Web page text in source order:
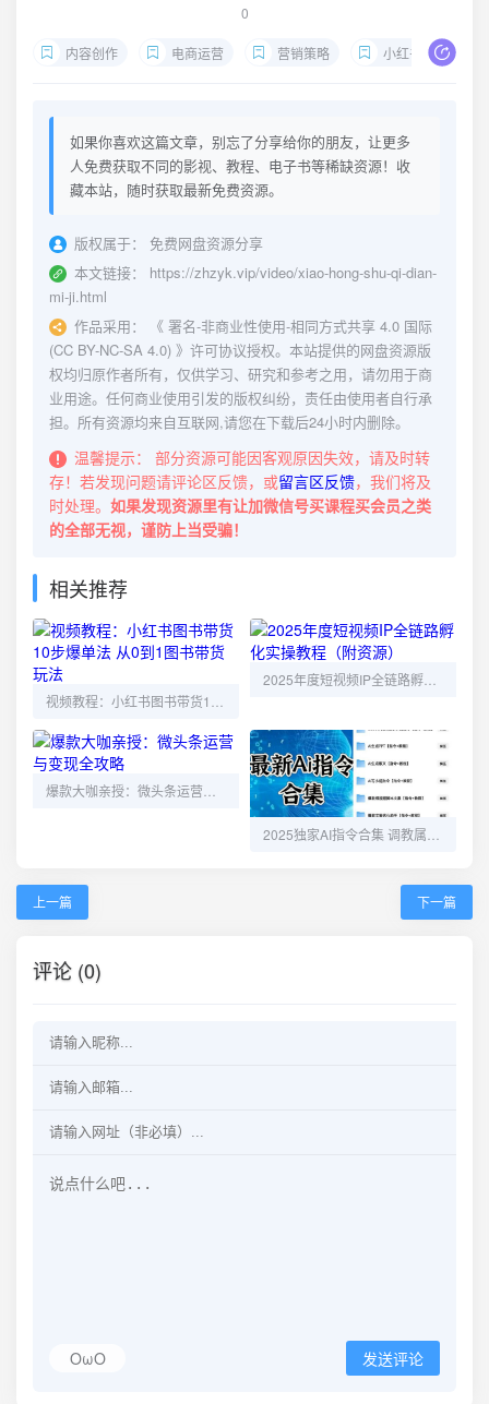
0
内容创作 电商运营 营销策略 小红书开店
如果你喜欢这篇文章，别忘了分享给你的朋友，让更多
人免费获取不同的影视、教程、电子书等稀缺资源！收
藏本站，随时获取最新免费资源。
版权属于：
免费网盘资源分享
本文链接：
https://zhzyk.vip/video/xiao-hong-shu-qi-dian-
mi-ji.html
作品采用：
《 署名-非商业性使用-相同方式共享 4.0 国际
(CC BY-NC-SA 4.0) 》许可协议授权。本站提供的网盘资源版
权均归原作者所有，仅供学习、研究和参考之用，请勿用于商
业用途。任何商业使用引发的版权纠纷，责任由使用者自行承
担。所有资源均来自互联网,请您在下载后24小时内删除。
温馨提示：
部分资源可能因客观原因失效，请及时转
存！若发现问题请评论区反馈，或留言区反馈，我们将及
时处理。 如果发现资源里有让加微信号买课程买会员之类
的全部无视，谨防上当受骗！
相关推荐
上一篇 下一篇
评论 (0)
OωO 发送评论